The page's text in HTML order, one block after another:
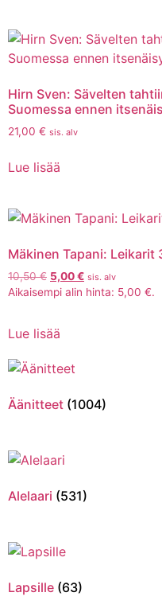
Hirn Sven: Sävelten
Suomessa ennen
21,00 € sis. alv
Lue lisää
Mäkinen Tapani:
10,50€ 5,00€ sis. alv
Aikaisempi alin hinta: 5,00 €.
Lue lisää
Äänitteet (1004)
Alelaari (531)
Lapsille (63)